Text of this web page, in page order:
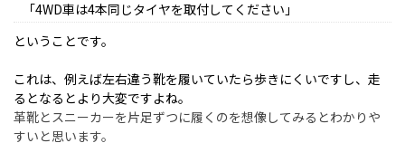
「4WD車は4本同じタイヤを取付してください」
ということです。
これは、例えば左右違う靴を履いていたら歩きにくいですし、走
るとなるとより大変ですよね。
革靴とスニーカーを片足ずつに履くのを想像してみるとわかりや
すいと思います。